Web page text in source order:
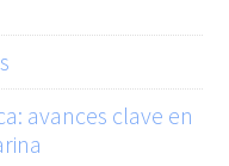
avances clave en